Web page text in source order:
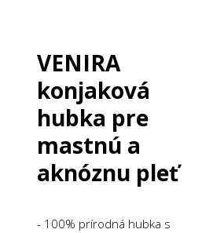
VENIRA
konjaková
hubka pre
mastnú a
aknóznu pleť
- 100% prírodná hubka s